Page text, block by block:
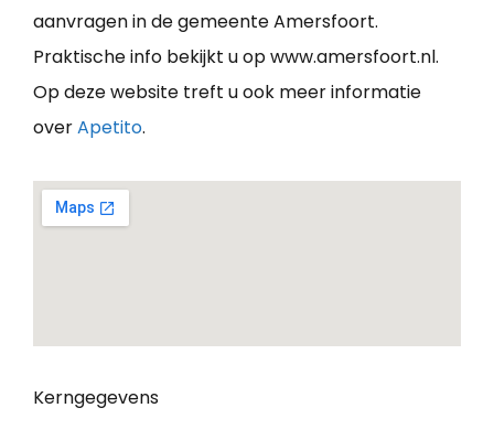
aanvragen in de gemeente Amersfoort.
Praktische info bekijkt u op www.amersfoort.nl.
Op deze website treft u ook meer informatie
overApetito.
Kerngegevens